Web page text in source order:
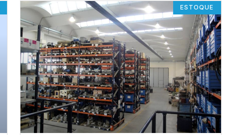
ESTOQUE